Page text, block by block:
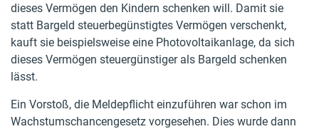
dieses Vermögen den Kindern schenken will. Damit sie
statt Bargeld steuerbegünstigtes Vermögen verschenkt,
kauft sie beispielsweise eine Photovoltaikanlage, da sich
dieses Vermögen steuergünstiger als Bargeld schenken
lässt.
Ein Vorstoß, die Meldepflicht einzuführen war schon im
Wachstumschancengesetz vorgesehen. Dies wurde dann